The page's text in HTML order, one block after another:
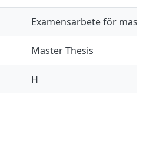
Examensarbete för
Master Thesis
H